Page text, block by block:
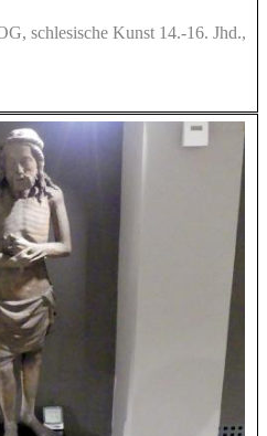
schlesische Kunst 14.-16. Jhd.,